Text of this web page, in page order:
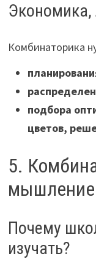
Экономика,
Комбинаторика
подбора
цветов,
5.
мышление
Почему
изучать?